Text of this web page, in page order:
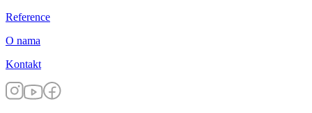
Reference
O nama
Kontakt